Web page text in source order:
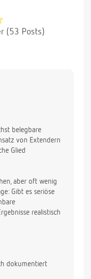
(53 Posts)
belegbare
von Extendern
Glied
aber oft wenig
Gibt es seriöse
realistisch
dokumentiert